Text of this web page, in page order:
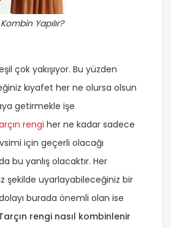
Yapılır?
çok yakışıyor. Bu yüzden
kıyafet her ne olursa olsun
getirmekle işe
rengi her ne kadar sadece
için geçerli olacağı
bu yanlış olacaktır. Her
şekilde uyarlayabileceğiniz bir
burada önemli olan ise
rengi nasıl kombinlenir